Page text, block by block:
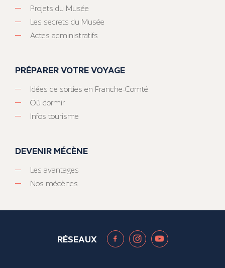
Projets du Musée
Les secrets du Musée
Actes administratifs
PRÉPARER VOTRE VOYAGE
Idées de sorties en Franche-Comté
Où dormir
Infos tourisme
DEVENIR MÉCÈNE
Les avantages
Nos mécènes
RÉSEAUX